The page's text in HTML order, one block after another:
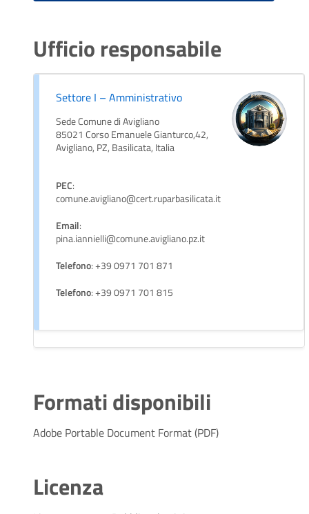
Ufficio responsabile
Settore I – Amministrativo
Sede Comune di Avigliano
85021 Corso Emanuele Gianturco,42,
Avigliano, PZ, Basilicata, Italia
PEC:
comune.avigliano@cert.ruparbasilicata.it
Email:
pina.iannielli@comune.avigliano.pz.it
Telefono: +39 0971 701 871
Telefono: +39 0971 701 815
Formati disponibili
Adobe Portable Document Format (PDF)
Licenza